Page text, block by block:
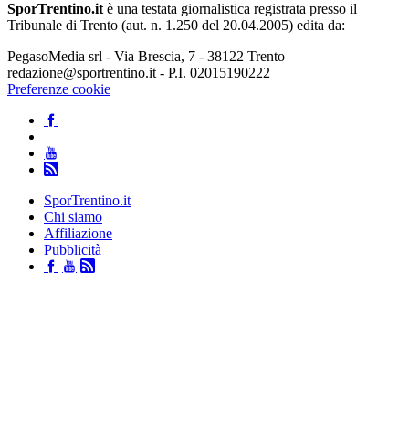
SporTrentino.it è una testata giornalistica registrata presso il
Tribunale di Trento (aut. n. 1.250 del 20.04.2005) edita da:
PegasoMedia srl - Via Brescia, 7 - 38122 Trento
redazione@sportrentino.it - P.I. 02015190222
Preferenze cookie
SporTrentino.it
Chi siamo
Affiliazione
Pubblicità